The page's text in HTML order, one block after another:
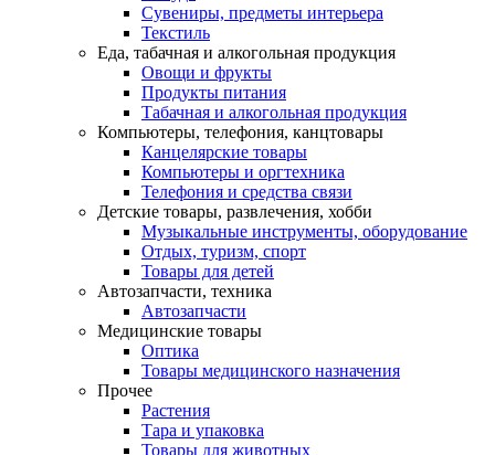
Сувениры, предметы интерьера
Текстиль
Еда, табачная и алкогольная продукция
Овощи и фрукты
Продукты питания
Табачная и алкогольная продукция
Компьютеры, телефония, канцтовары
Канцелярские товары
Компьютеры и оргтехника
Телефония и средства связи
Детские товары, развлечения, хобби
Музыкальные инструменты, оборудование
Отдых, туризм, спорт
Товары для детей
Автозапчасти, техника
Автозапчасти
Медицинские товары
Оптика
Товары медицинского назначения
Прочее
Растения
Тара и упаковка
Товары для животных